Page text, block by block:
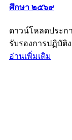
ศึกษา ๒๕๖๙
ดาวน์โหลดประก
รับรองการปฏิบัติ
อ่านเพิ่มเติม